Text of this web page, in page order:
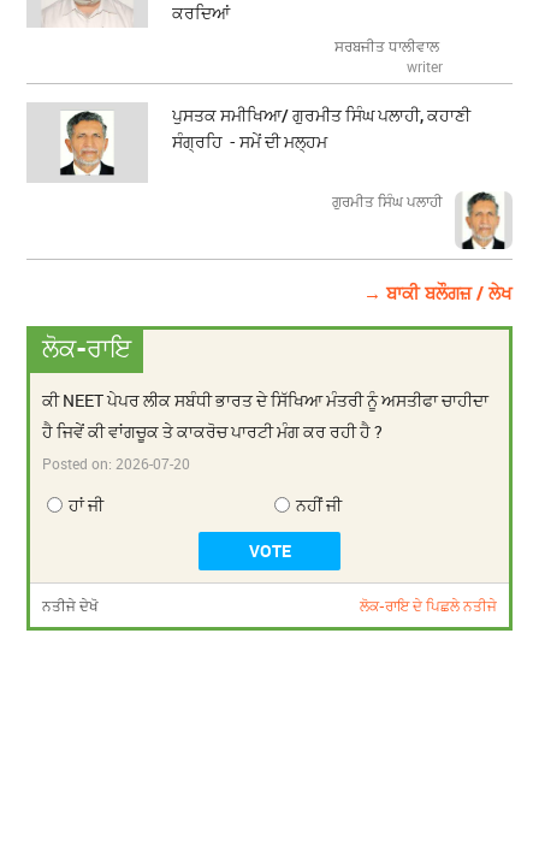
ਕਰਦਿਆਂ
ਸਰਬਜੀਤ ਧਾਲੀਵਾਲ
writer
ਪੁਸਤਕ ਸਮੀਖਿਆ/ ਗੁਰਮੀਤ ਸਿੰਘ ਪਲਾਹੀ, ਕਹਾਣੀ
ਸੰਗ੍ਰਹਿ - ਸਮੇਂ ਦੀ ਮਲ੍ਹਮ
ਗੁਰਮੀਤ ਸਿੰਘ ਪਲਾਹੀ
→ ਬਾਕੀ ਬਲੌਗਜ਼ / ਲੇਖ
ਲੋਕ-ਰਾਇ
ਕੀ NEET ਪੇਪਰ ਲੀਕ ਸਬੰਧੀ ਭਾਰਤ ਦੇ ਸਿੱਖਿਆ ਮੰਤਰੀ ਨੂੰ ਅਸਤੀਫਾ ਚਾਹੀਦਾ
ਹੈ ਜਿਵੇਂ ਕੀ ਵਾਂਗਚੂਕ ਤੇ ਕਾਕਰੋਚ ਪਾਰਟੀ ਮੰਗ ਕਰ ਰਹੀ ਹੈ ?
Posted on:2026-07-20
ਹਾਂ ਜੀ ਨਹੀਂ ਜੀ
ਨਤੀਜੇ ਦੇਖੋ ਲੋਕ-ਰਾਇ ਦੇ ਪਿਛਲੇ ਨਤੀਜੇ